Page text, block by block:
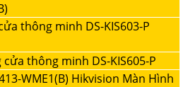
thông minh DS-KIS603-P
cửa thông minh DS-KIS605-P
WME1(B) Hikvision Màn Hình